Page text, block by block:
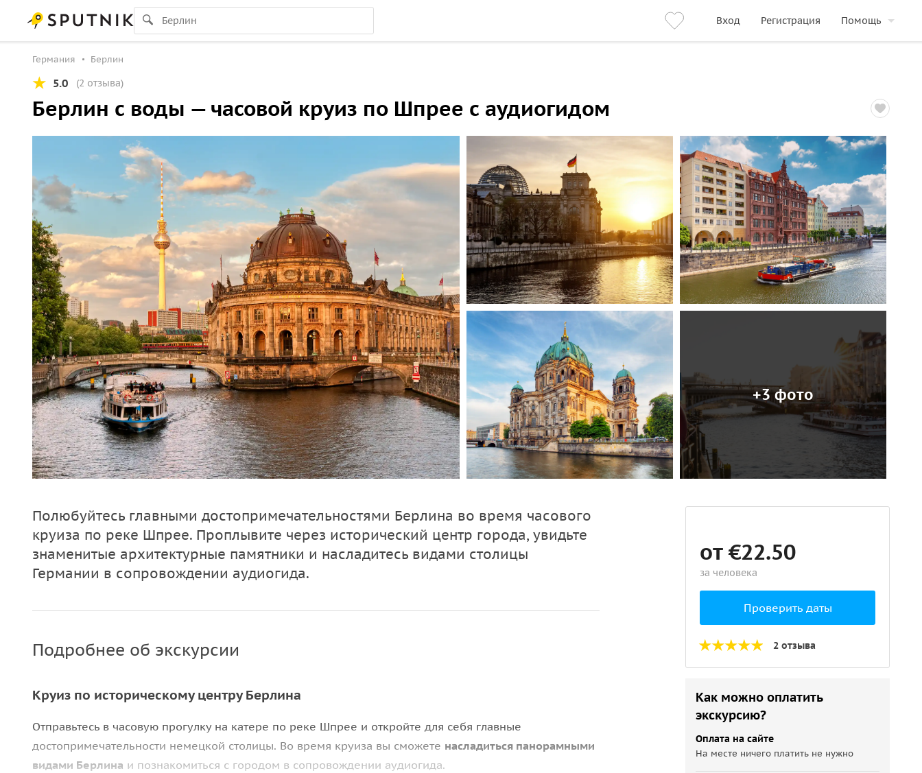
Вход Регистрация Помощь
Германия Берлин
5.0 (2 отзыва)
Берлин с воды — часовой круиз по Шпрее с аудиогидом
+3 фото
Полюбуйтесь главными достопримечательностями Берлина во время часового
круиза по реке Шпрее. Проплывите через исторический центр города, увидьте
знаменитые архитектурные памятники и насладитесь видами столицы
Германии в сопровождении аудиогида.
Подробнее об экскурсии
Круиз по историческому центру Берлина
Отправьтесь в часовую прогулку на катере по реке Шпрее и откройте для себя главные
достопримечательности немецкой столицы. Во время круиза вы сможете насладиться панорамными
видами Берлина и познакомиться с городом в сопровождении аудиогида.
от €22.50
за человека
Проверить даты
2 отзыва
Как можно оплатить
экскурсию?
Оплата на сайте
На месте ничего платить не нужно